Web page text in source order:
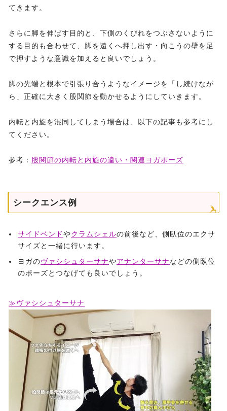
てきます。
さらに脚を伸ばす目的と、下側のくびれをつぶさないように
する目的も合わせて、脚を遠くへ押し出す・向こうの壁を足
で押すような意識を加えると良いでしょう。
脚の先端と根本で引張り合うようなイメージを「し続けなが
ら」正確に大きく股関節を動かせるようにしていきます。
内転と内旋を混同してしまう場合は、以下の記事も参考にし
てください。
参考： 股関節の内転と内旋の違い・関連ヨガポーズ
シークエンス例
サイドベンドやクラムシェルの前後など、側臥位のエクサ
サイズと一緒に行います。
ヨガのヴァシシュターサナやアナンターサナなどの側臥位
のポーズとつなげても良いでしょう。
≫ヴァシシュターサナ